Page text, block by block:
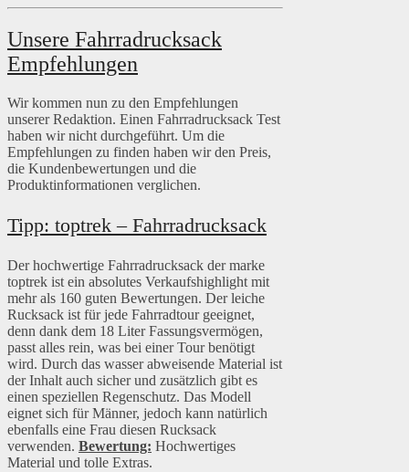
Unsere Fahrradrucksack
Empfehlungen
Wir kommen nun zu den Empfehlungen
unserer Redaktion. Einen Fahrradrucksack Test
haben wir nicht durchgeführt. Um die
Empfehlungen zu finden haben wir den Preis,
die Kundenbewertungen und die
Produktinformationen verglichen.
Tipp: toptrek – Fahrradrucksack
Der hochwertige Fahrradrucksack der marke
toptrek ist ein absolutes Verkaufshighlight mit
mehr als 160 guten Bewertungen. Der leiche
Rucksack ist für jede Fahrradtour geeignet,
denn dank dem 18 Liter Fassungsvermögen,
passt alles rein, was bei einer Tour benötigt
wird. Durch das wasser abweisende Material ist
der Inhalt auch sicher und zusätzlich gibt es
einen speziellen Regenschutz. Das Modell
eignet sich für Männer, jedoch kann natürlich
ebenfalls eine Frau diesen Rucksack
verwenden. Bewertung: Hochwertiges
Material und tolle Extras.